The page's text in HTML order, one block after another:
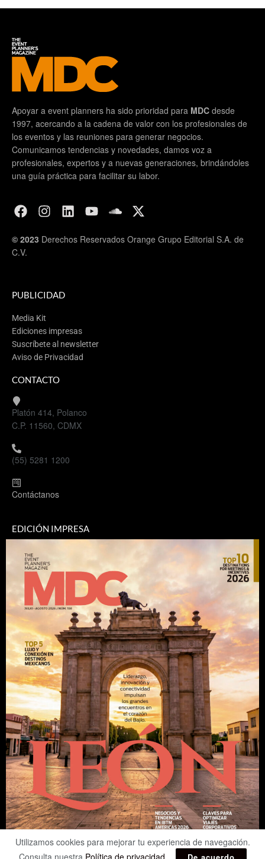
Apoyar a event planners ha sido prioridad para MDC desde
1997, acercando a la cadena de valor con los profesionales de
los eventos y las reuniones para generar negocios.
Comunicamos tendencias y novedades, damos voz a
profesionales, expertos y a nuevas generaciones, brindándoles
una guía práctica para facilitar su labor.
© 2023 Derechos Reservados Orange Grupo Editorial S.A. de
C.V.
PUBLICIDAD
Media Kit
Ediciones impresas
Suscríbete al newsletter
Aviso de Privacidad
CONTACTO
Platón 414, Polanco
C.P. 11560, CDMX
(55) 5281 1200
Contáctanos
EDICIÓN IMPRESA
Utilizamos cookies para mejorar tu experiencia de navegación.
Consulta nuestra Política de privacidad